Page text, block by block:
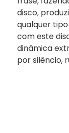
disco,
qualquer
com este
dinâmica
por silêncio,